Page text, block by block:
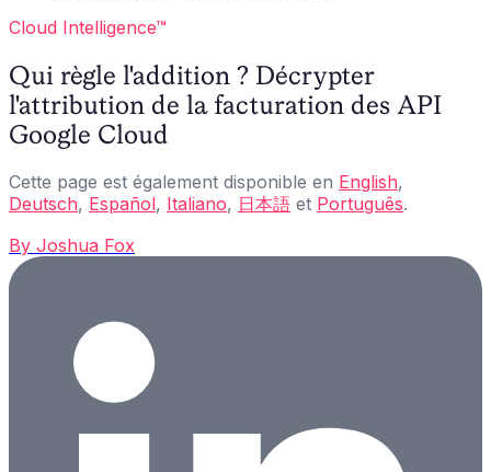
Cloud Intelligence™
Qui règle l'addition ? Décrypter
l'attribution de la facturation des API
Google Cloud
Cette page est également disponible en English,
Deutsch, Español, Italiano, 日本語 et Português.
By Joshua Fox